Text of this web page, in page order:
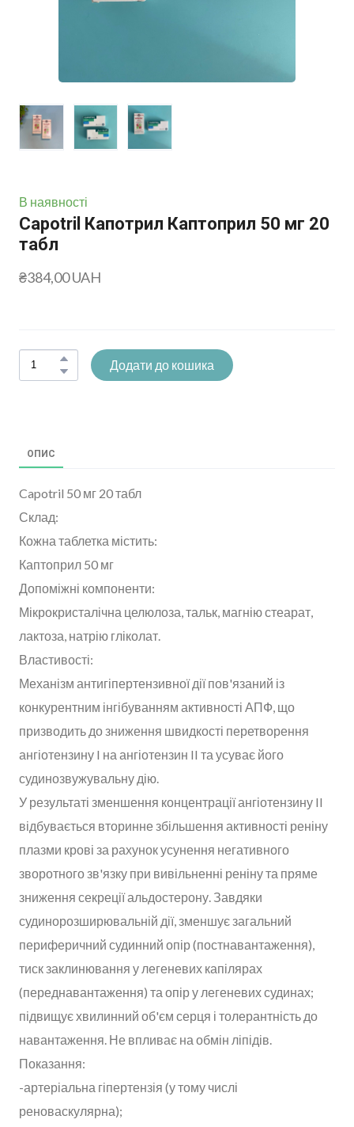
В наявності
Capotril Капотрил Каптоприл 50 мг 20
табл
₴384,00 UAH
Додати до кошика
ОПИС
Capotril 50 мг 20 табл
Склад:
Кожна таблетка містить:
Каптоприл 50 мг
Допоміжні компоненти:
Мікрокристалічна целюлоза, тальк, магнію стеарат,
лактоза, натрію гліколат.
Властивості:
Механізм антигіпертензивної дії пов'язаний із
конкурентним інгібуванням активності АПФ, що
призводить до зниження швидкості перетворення
ангіотензину I на ангіотензин II та усуває його
судинозвужувальну дію.
У результаті зменшення концентрації ангіотензину II
відбувається вторинне збільшення активності реніну
плазми крові за рахунок усунення негативного
зворотного зв'язку при вивільненні реніну та пряме
зниження секреції альдостерону. Завдяки
судинорозширювальній дії, зменшує загальний
периферичний судинний опір (постнавантаження),
тиск заклинювання у легеневих капілярах
(переднавантаження) та опір у легеневих судинах;
підвищує хвилинний об'єм серця і толерантність до
навантаження. Не впливає на обмін ліпідів.
Показання:
-артеріальна гіпертензія (у тому числі
реноваскулярна);